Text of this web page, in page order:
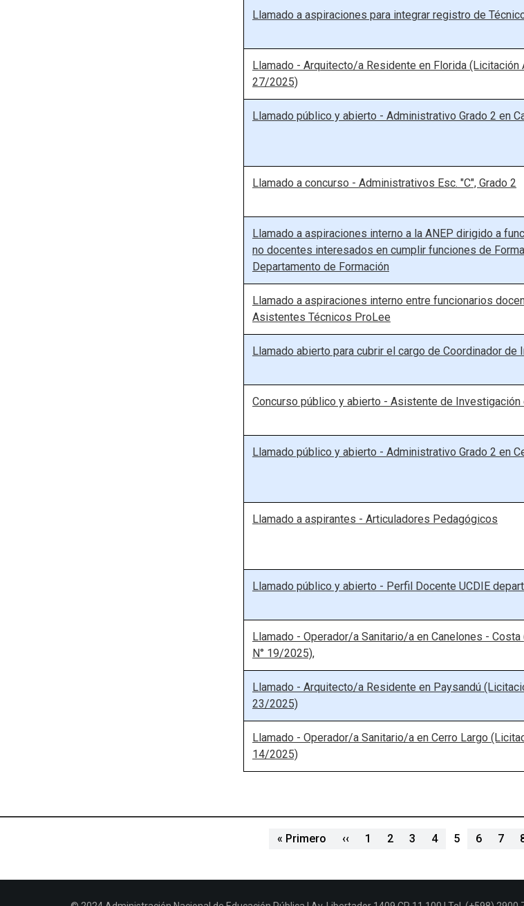
Llamado a aspiraciones para integrar registro de
Llamado - Arquitecto/a Residente en Florida (Licitación
27/2025)
Llamado público y abierto - Administrativo Grado 2 en
Llamado a concurso - Administrativos Esc. "C", Grado 2
Llamado a aspiraciones interno a la ANEP dirigido a
no docentes interesados en cumplir funciones de
Departamento de Formación
Llamado a aspiraciones interno entre funcionarios
Asistentes Técnicos ProLee
Llamado abierto para cubrir el cargo de Coordinador de
Concurso público y abierto - Asistente de Investigación
Llamado público y abierto - Administrativo Grado 2 en
Llamado a aspirantes - Articuladores Pedagógicos
Llamado público y abierto - Perfil Docente UCDIE
Llamado - Operador/a Sanitario/a en Canelones -
N° 19/2025),
Llamado - Arquitecto/a Residente en Paysandú
23/2025)
Llamado - Operador/a Sanitario/a en Cerro Largo
14/2025)
Paginación
« Primero Primera página
‹‹Página anterior
1 2 3 4 5 6 7